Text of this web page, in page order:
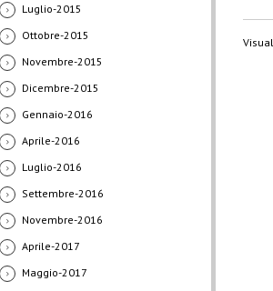
Luglio-2015
Ottobre-2015
Novembre-2015
Dicembre-2015
Gennaio-2016
Aprile-2016
Luglio-2016
Settembre-2016
Novembre-2016
Aprile-2017
Maggio-2017